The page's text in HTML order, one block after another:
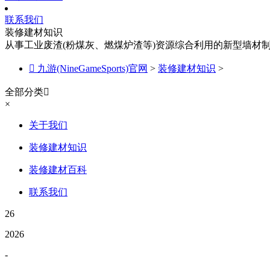
联系我们
装修建材知识
从事工业废渣(粉煤灰、燃煤炉渣等)资源综合利用的新型墙材
 九游(NineGameSports)官网 > 装修建材知识 >
全部分类
×
关于我们
装修建材知识
装修建材百科
联系我们
26
2026
-